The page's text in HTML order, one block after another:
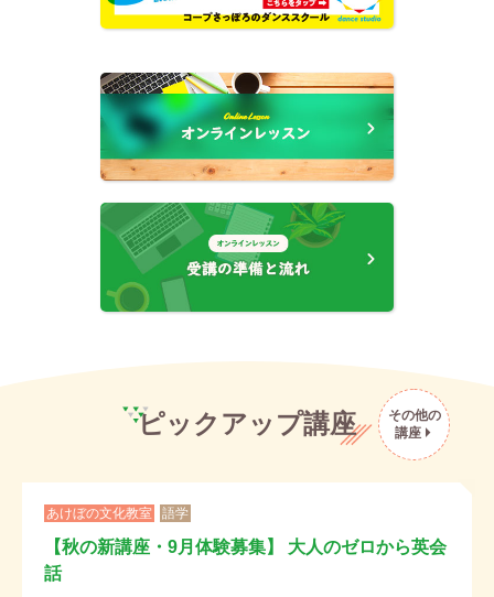
ピックアップ講座
その他の
講座
あけぼの文化教室 語学
【秋の新講座・9月体験募集】 大人のゼロから英会
話